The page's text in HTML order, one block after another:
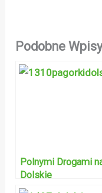
Podobne
Polnymi Drogami
Dolskie